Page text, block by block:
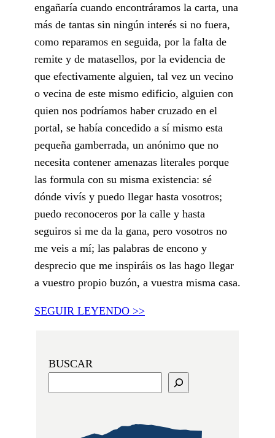
engañaría cuando encontráramos la carta, una
más de tantas sin ningún interés si no fuera,
como reparamos en seguida, por la falta de
remite y de matasellos, por la evidencia de
que efectivamente alguien, tal vez un vecino
o vecina de este mismo edificio, alguien con
quien nos podríamos haber cruzado en el
portal, se había concedido a sí mismo esta
pequeña gamberrada, un anónimo que no
necesita contener amenazas literales porque
las formula con su misma existencia: sé
dónde vivís y puedo llegar hasta vosotros;
puedo reconoceros por la calle y hasta
seguiros si me da la gana, pero vosotros no
me veis a mí; las palabras de encono y
desprecio que me inspiráis os las hago llegar
a vuestro propio buzón, a vuestra misma casa.
SEGUIR LEYENDO >>
BUSCAR